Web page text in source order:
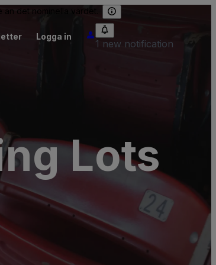
det nominella värdet.
Logga in
1 new notification
Lots